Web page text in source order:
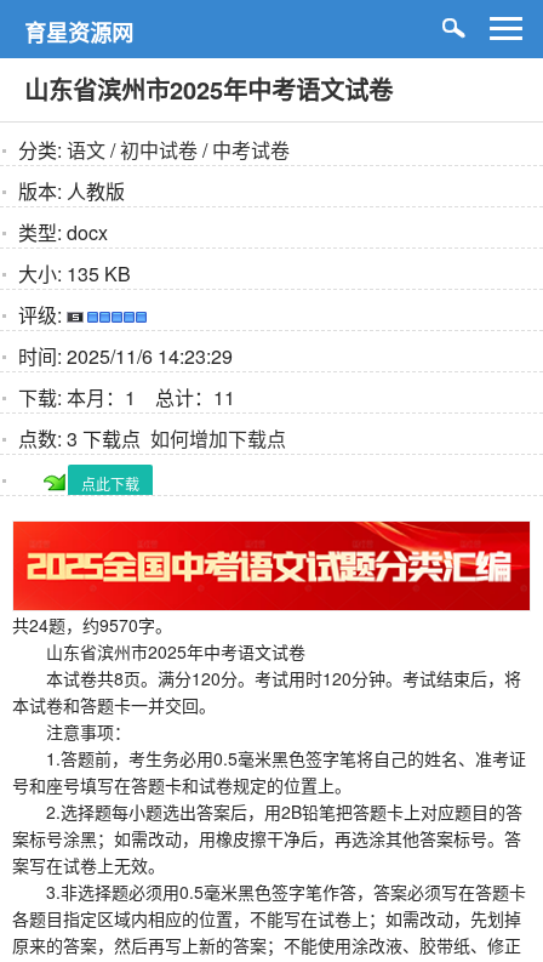
育星资源网
山东省滨州市2025年中考语文试卷
分类: 语文/初中试卷/中考试卷
版本: 人教版
类型: docx
大小: 135 KB
评级:
时间: 2025/11/6 14:23:29
下载: 本月：1 总计：11
点数: 3 下载点 如何增加下载点
点此下载
共24题，约9570字。
山东省滨州市2025年中考语文试卷
本试卷共8页。满分120分。考试用时120分钟。考试结束后，将
本试卷和答题卡一并交回。
注意事项：
1.答题前，考生务必用0.5毫米黑色签字笔将自己的姓名、准考证
号和座号填写在答题卡和试卷规定的位置上。
2.选择题每小题选出答案后，用2B铅笔把答题卡上对应题目的答
案标号涂黑；如需改动，用橡皮擦干净后，再选涂其他答案标号。答
案写在试卷上无效。
3.非选择题必须用0.5毫米黑色签字笔作答，答案必须写在答题卡
各题目指定区域内相应的位置，不能写在试卷上；如需改动，先划掉
原来的答案，然后再写上新的答案；不能使用涂改液、胶带纸、修正